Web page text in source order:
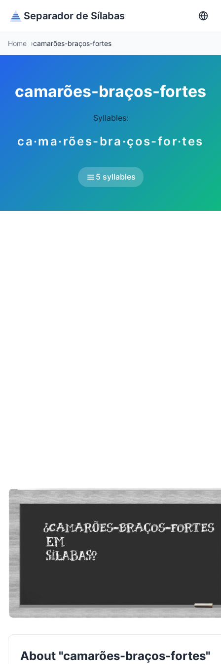
Separador de Sílabas
Home camarões-braços-fortes
camarões-braços-fortes
Syllables:
ca·ma·rões-bra·ços-for·tes
5 syllables
About "camarões-braços-fortes"